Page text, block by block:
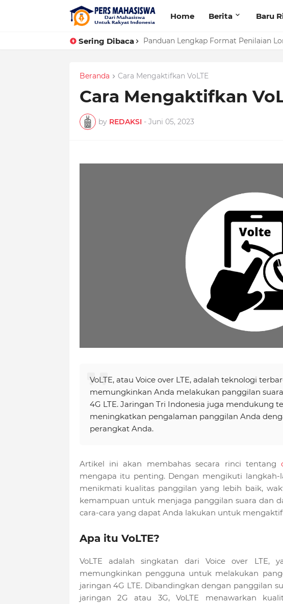
Home Berita Baru
Sering Dibaca Panduan Lengkap Format Penilaian
10+ Jawaban Jika Ditanya Kenapa
Beranda Cara Mengaktifkan VoLTE
Cara Mengaktifkan
by REDAKSI - Juni 05, 2023
VoLTE, atau Voice over LTE, adalah teknologi
memungkinkan Anda melakukan panggilan
4G LTE. Jaringan Tri Indonesia juga mendukung
meningkatkan pengalaman panggilan Anda
perangkat Anda.
Artikel ini akan membahas secara rinci tentang
mengapa itu penting. Dengan mengikuti
menikmati kualitas panggilan yang lebih baik,
kemampuan untuk menjaga panggilan suara dan
cara-cara yang dapat Anda lakukan untuk
Apa itu VoLTE?
VoLTE adalah singkatan dari Voice over LTE,
memungkinkan pengguna untuk melakukan
jaringan 4G LTE. Dibandingkan dengan panggilan
jaringan 2G atau 3G, VoLTE menawarkan